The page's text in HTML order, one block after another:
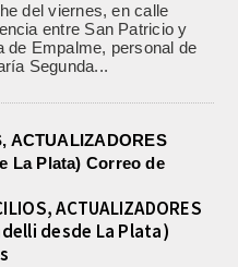
del viernes, en calle
entre San Patricio y
de Empalme, personal de
Segunda...
ACTUALIZADORES
desde La Plata)